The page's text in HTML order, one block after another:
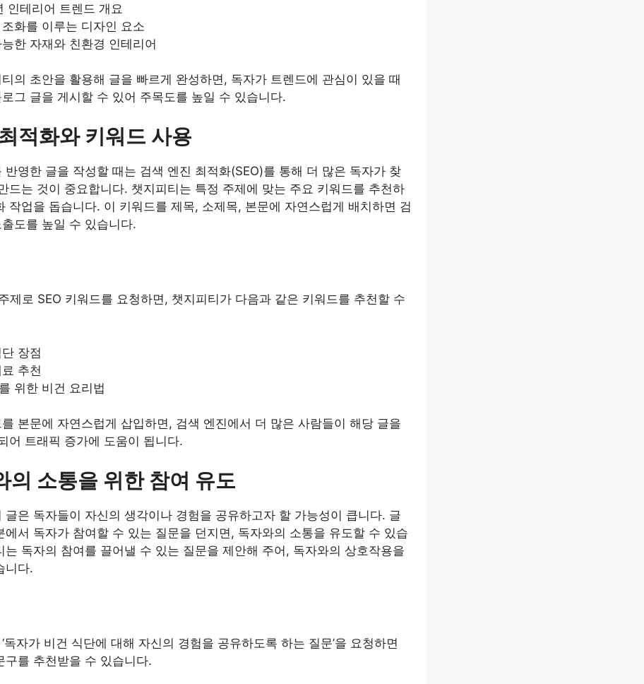
인테리어 트렌드 개요
화를 이루는 디자인 요소
한 자재와 친환경 인테리어
의 초안을 활용해 글을 빠르게 완성하면, 독자가 트렌드에 관심이 있을 때
그 글을 게시할 수 있어 주목도를 높일 수 있습니다.
적화와 키워드 사용
반영한 글을 작성할 때는 검색 엔진 최적화(SEO)를 통해 더 많은 독자가 찾
드는 것이 중요합니다. 챗지피티는 특정 주제에 맞는 주요 키워드를 추천하
작업을 돕습니다. 이 키워드를 제목, 소제목, 본문에 자연스럽게 배치하면 검
도를 높일 수 있습니다.
주제로 SEO 키워드를 요청하면, 챗지피티가 다음과 같은 키워드를 추천할 수
장점
추천
위한 비건 요리법
본문에 자연스럽게 삽입하면, 검색 엔진에서 더 많은 사람들이 해당 글을
어 트래픽 증가에 도움이 됩니다.
의 소통을 위한 참여 유도
글은 독자들이 자신의 생각이나 경험을 공유하고자 할 가능성이 큽니다. 글
에서 독자가 참여할 수 있는 질문을 던지면, 독자와의 소통을 유도할 수 있습
는 독자의 참여를 끌어낼 수 있는 질문을 제안해 주어, 독자와의 상호작용을
니다.
독자가 비건 식단에 대해 자신의 경험을 공유하도록 하는 질문’을 요청하면
구를 추천받을 수 있습니다.